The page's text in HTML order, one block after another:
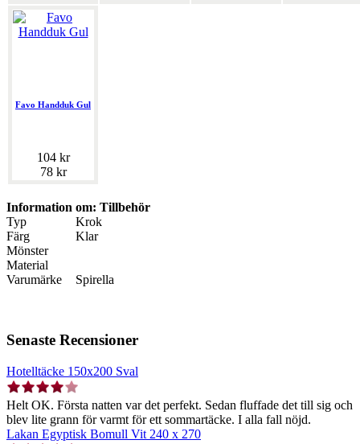
Favo Handduk Gul
104 kr
78 kr
Information om: Tillbehör
Typ
Krok
Färg
Klar
Mönster
Material
Varumärke
Spirella
Senaste Recensioner
Hotelltäcke 150x200 Sval
Helt OK. Första natten var det perfekt. Sedan fluffade det till sig och
blev lite grann för varmt för ett sommartäcke. I alla fall nöjd.
Lakan Egyptisk Bomull Vit 240 x 270